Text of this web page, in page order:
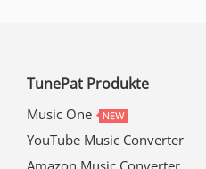
TunePat Produkte
Music One
YouTube Music Converter
Amazon Music Converter